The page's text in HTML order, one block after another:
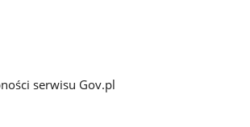
serwisu Gov.pl